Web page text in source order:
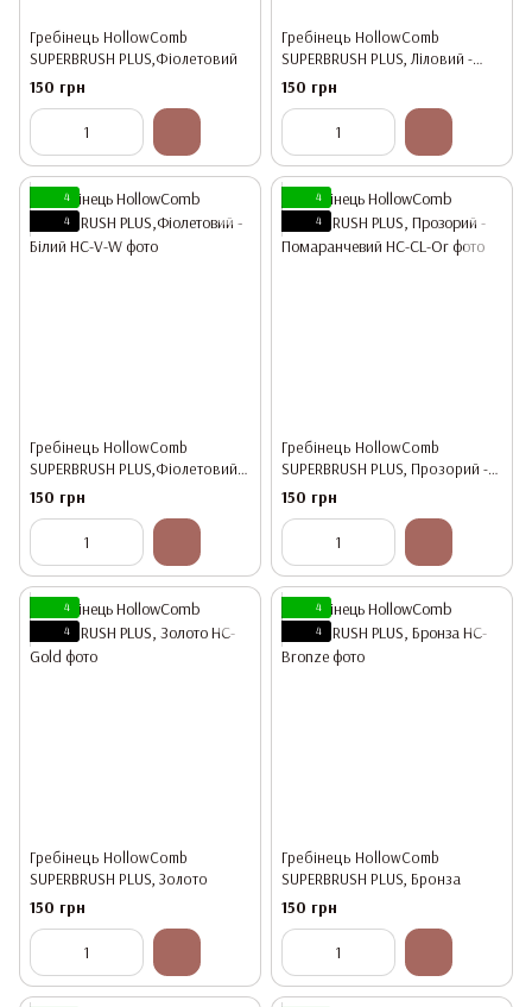
Гребінець HollowComb
SUPERBRUSH PLUS,Фіолетовий
150 грн
Гребінець HollowComb
SUPERBRUSH PLUS, Ліловий -
Фіолетовий
150 грн
4
4
Гребінець HollowComb
SUPERBRUSH PLUS,Фіолетовий -
Білий
150 грн
4
4
Гребінець HollowComb
SUPERBRUSH PLUS, Прозорий -
Помаранчевий
150 грн
4
4
Гребінець HollowComb
SUPERBRUSH PLUS, Золото
150 грн
4
4
Гребінець HollowComb
SUPERBRUSH PLUS, Бронза
150 грн